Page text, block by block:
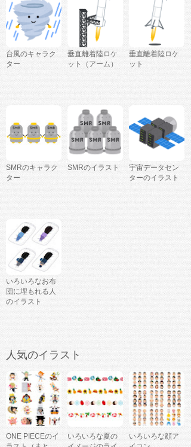
台風のキャラク
ター
垂直離着陸ロケ
ット（アーム）
垂直離着陸ロケ
ット
SMRのキャラク
ター
SMRのイラスト
宇宙データセン
ターのイラスト
いろいろなお布
団に埋もれる人
のイラスト
人気のイラスト
ONE PIECEのイ
いろいろな夏の
いろいろな顔ア